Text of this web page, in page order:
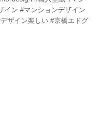
イン #マンションデザイン
ザイン楽しい #京橋エドグ